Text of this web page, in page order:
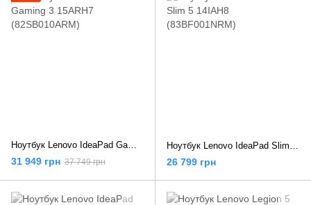
31 949 грн 37 749 грн 26 799 грн